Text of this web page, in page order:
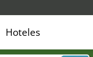
Hoteles